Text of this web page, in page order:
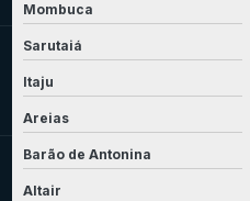
Mombuca
Sarutaiá
Itaju
Areias
Barão de Antonina
Altair